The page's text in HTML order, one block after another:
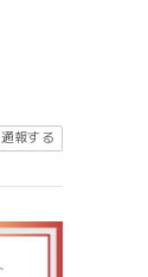
通報する